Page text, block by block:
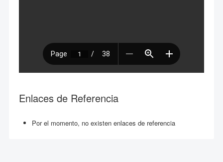
Enlaces de Referencia
Por el momento, no existen enlaces de referencia